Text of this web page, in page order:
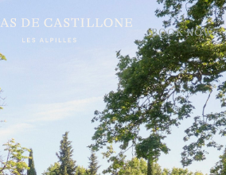
BOOK NOW